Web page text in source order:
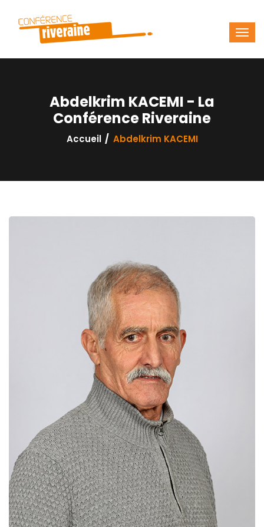
Abdelkrim KACEMI - La
Conférence Riveraine
Accueil Abdelkrim KACEMI